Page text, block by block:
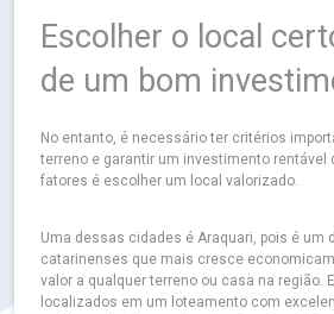
Escolher o local
de um bom
No entanto, é necessário ter critérios
terreno e garantir um investimento rentável
fatores é escolher um local valorizado.
Uma dessas cidades é Araquari, pois é um
catarinenses que mais cresce
valor a qualquer terreno ou casa na região.
localizados em um loteamento com